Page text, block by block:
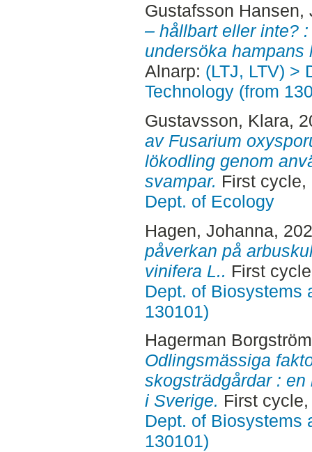
Gustafsson Hansen,
– hållbart eller inte?
undersöka hampans
Alnarp: (LTJ, LTV) >
Technology (from
Gustavsson, Klara,
av Fusarium
lökodling genom
svampar. First
Dept. of Ecology
Hagen, Johanna,
påverkan på
vinifera L.. First
Dept. of Biosystems
130101)
Hagerman
Odlingsmässiga
skogsträdgårdar :
i Sverige. First
Dept. of Biosystems
130101)